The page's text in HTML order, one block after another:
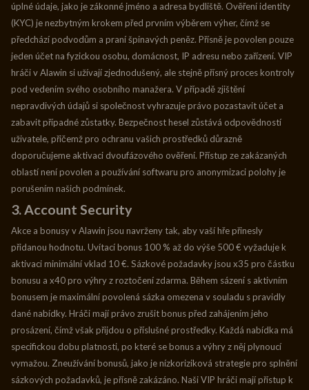
úplné údaje, jako je zákonné jméno a adresa bydliště. Ověření identity
(KYC) je nezbytným krokem před prvním výběrem výher, čímž se
předchází podvodům a praní špinavých peněz. Přísně je povolen pouze
jeden účet na fyzickou osobu, domácnost, IP adresu nebo zařízení. VIP
hráči v Alawin si užívají zjednodušený, ale stejně přísný proces kontroly
pod vedením svého osobního manažera. V případě zjištění
nepravdivých údajů si společnost vyhrazuje právo pozastavit účet a
zabavit případné zůstatky. Bezpečnost hesel zůstává odpovědností
uživatele, přičemž pro ochranu vašich prostředků důrazně
doporučujeme aktivaci dvoufázového ověření. Přístup ze zakázaných
oblastí není povolen a používání softwaru pro anonymizaci polohy je
porušením našich podmínek.
3. Account Security
Akce a bonusy v Alawin jsou navrženy tak, aby vaší hře přinesly
přidanou hodnotu. Uvítací bonus 100 % až do výše 500 € vyžaduje k
aktivaci minimální vklad 10 €. Sázkové požadavky jsou x35 pro částku
bonusu a x40 pro výhry z roztočení zdarma. Během sázení s aktivním
bonusem je maximální povolená sázka omezena v souladu s pravidly
dané nabídky. Hráči mají právo zrušit bonus před zahájením jeho
prosázení, čímž však přijdou o příslušné prostředky. Každá nabídka má
specifickou dobu platnosti, po které se bonus a výhry z něj plynoucí
vymažou. Zneužívání bonusů, jako je nízkoriziková strategie pro splnění
sázkových požadavků, je přísně zakázáno. Naši VIP hráči mají přístup k